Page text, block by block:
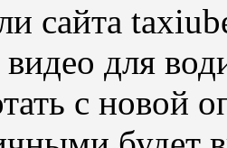
сайта
для
с новой